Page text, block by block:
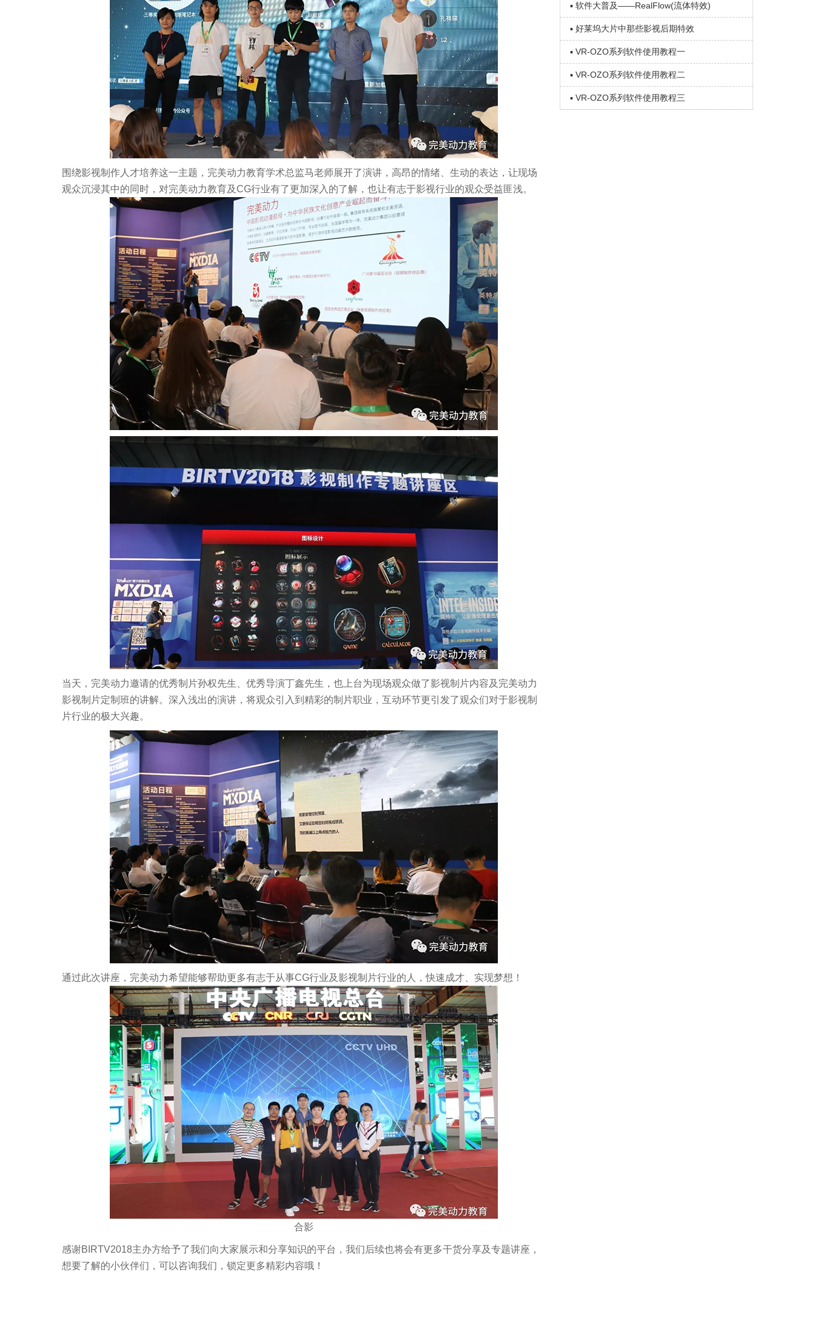
围绕影视制作人才培养这一主题，完美动力教育学术总监马老师展开了演讲，高昂的情绪、生动的表达，让现场
观众沉浸其中的同时，对完美动力教育及CG行业有了更加深入的了解，也让有志于影视行业的观众受益匪浅。
当天，完美动力邀请的优秀制片孙权先生、优秀导演丁鑫先生，也上台为现场观众做了影视制片内容及完美动力
影视制片定制班的讲解。深入浅出的演讲，将观众引入到精彩的制片职业，互动环节更引发了观众们对于影视制
片行业的极大兴趣。
通过此次讲座，完美动力希望能够帮助更多有志于从事CG行业及影视制片行业的人，快速成才、实现梦想！
合影
感谢BIRTV2018主办方给予了我们向大家展示和分享知识的平台，我们后续也将会有更多干货分享及专题讲座，
想要了解的小伙伴们，可以咨询我们，锁定更多精彩内容哦！
▪ 软件大普及——RealFlow(流体特效)
▪ 好莱坞大片中那些影视后期特效
▪ VR-OZO系列软件使用教程一
▪ VR-OZO系列软件使用教程二
▪ VR-OZO系列软件使用教程三